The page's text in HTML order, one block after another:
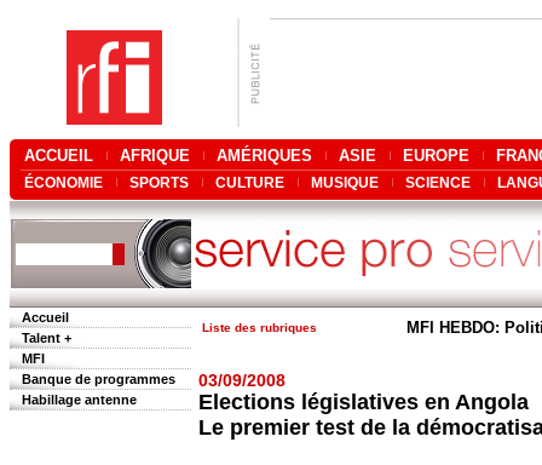
ACCUEIL AFRIQUE AMÉRIQUES ASIE EUROPE
ÉCONOMIE SPORTS CULTURE MUSIQUE SCIENCE
Accueil
Talent +
MFI
Banque de programmes
Habillage antenne
Liste des rubriques MFI HEBDO:
03/09/2008
Elections législatives en Angola
Le premier test de la